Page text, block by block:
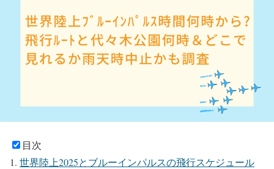
目次
世界陸上2025とブルーインパルスの飛行スケジュール